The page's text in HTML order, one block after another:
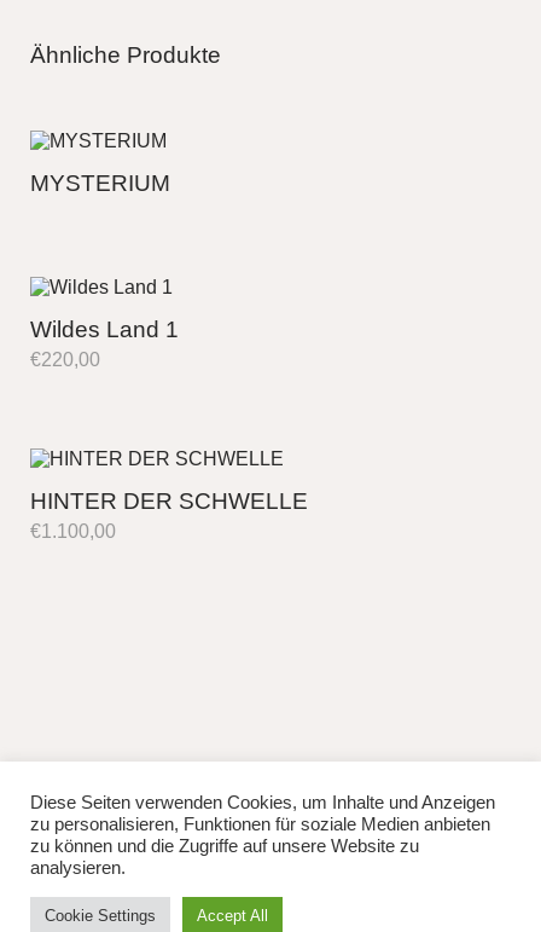
Ähnliche Produkte
MYSTERIUM
Wildes Land 1
€220,00
HINTER DER SCHWELLE
€1.100,00
fb instag
© 2026Lisa Manhuru. Powered byWordPress
Theme: Weta vonElmastudio.
Diese Seiten verwenden Cookies, um Inhalte und Anzeigen
zu personalisieren, Funktionen für soziale Medien anbieten
zu können und die Zugriffe auf unsere Website zu
analysieren.
Cookie Settings Accept All